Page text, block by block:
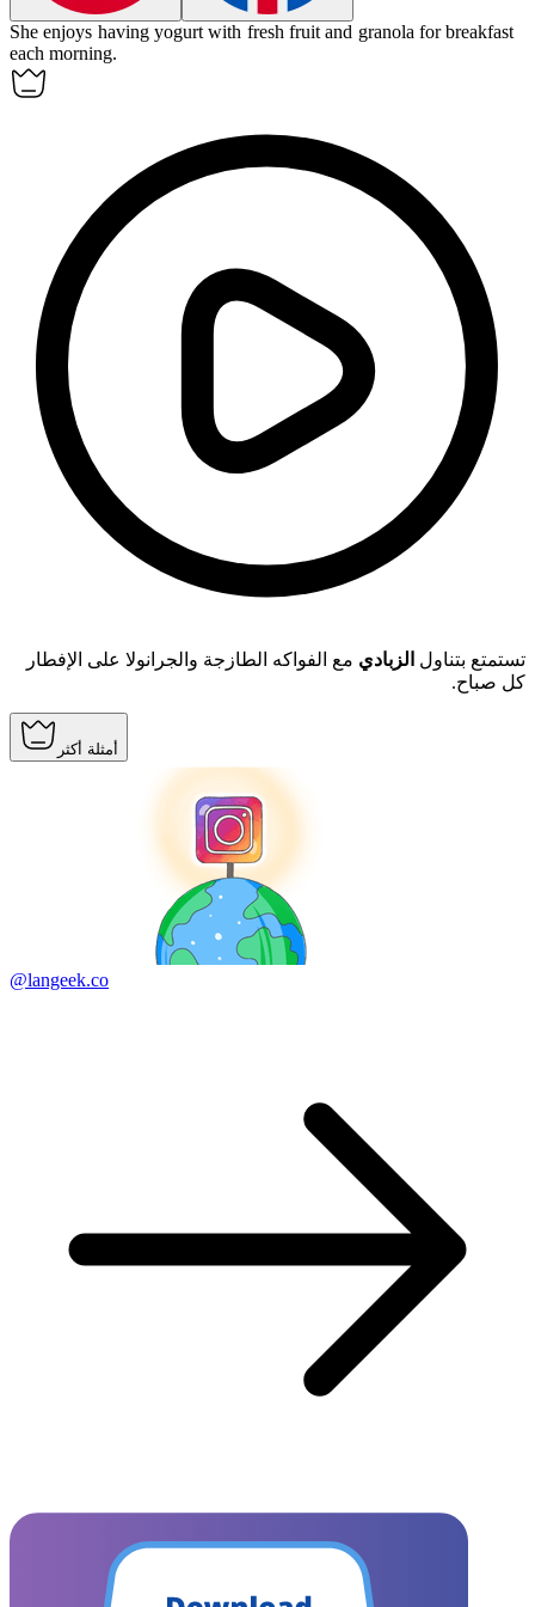
She enjoys having yogurt with fresh fruit and granola for breakfast
each morning.
تستمتع بتناول الزبادي مع الفواكه الطازجة والجرانولا على الإفطار
كل صباح.
أمثلة أكثر
@langeek.co